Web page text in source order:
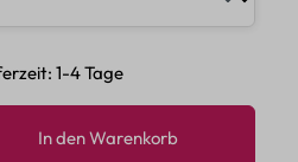
1-4 Tage
den gewünschten
In den Warenkorb